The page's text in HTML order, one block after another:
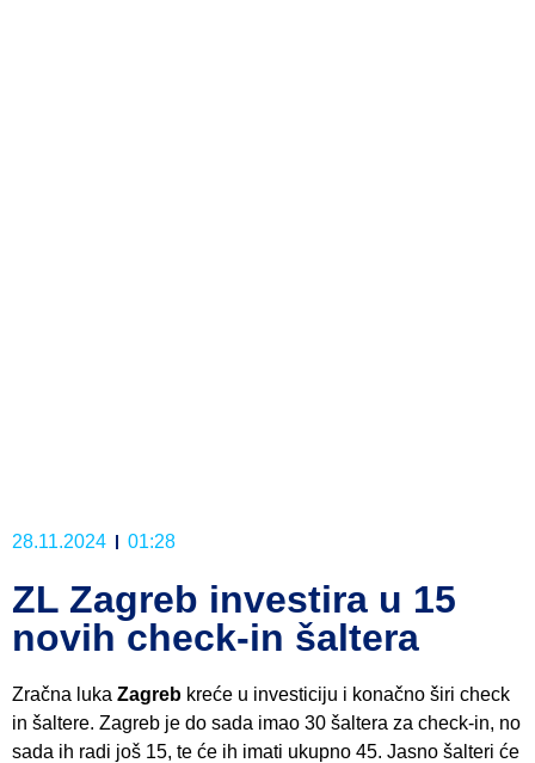
28.11.2024 01:28
ZL Zagreb investira u 15
novih check-in šaltera
Zračna luka Zagreb kreće u investiciju i konačno širi check
in šaltere. Zagreb je do sada imao 30 šaltera za check-in, no
sada ih radi još 15, te će ih imati ukupno 45. Jasno šalteri će